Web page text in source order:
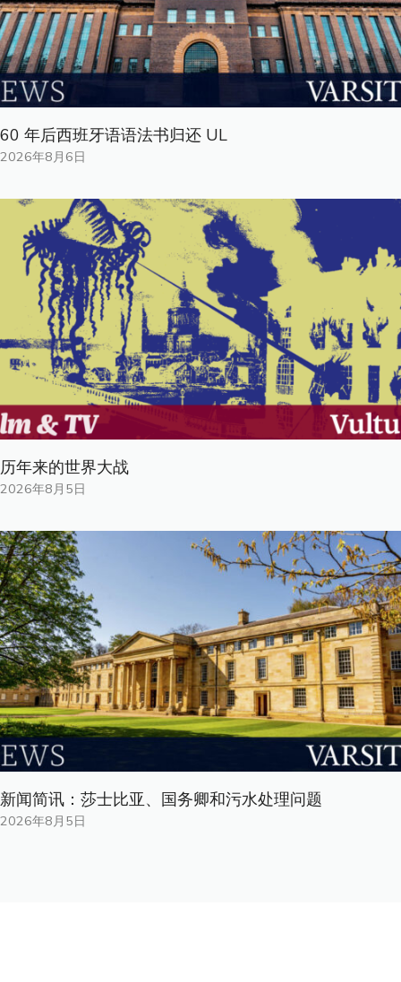
60 年后西班牙语语法书归还 UL
2026年8月6日
历年来的世界大战
2026年8月5日
新闻简讯：莎士比亚、国务卿和污水处理问题
2026年8月5日